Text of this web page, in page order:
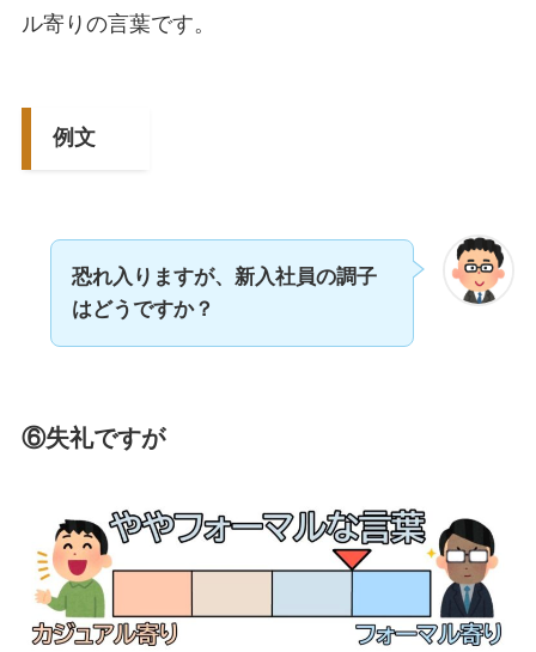
ル寄りの言葉です。
例文
恐れ入りますが、新入社員の調子
はどうですか？
⑥失礼ですが